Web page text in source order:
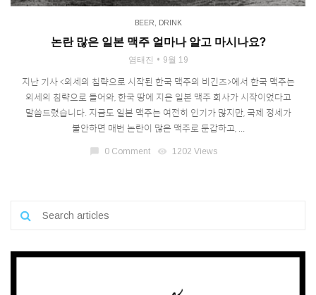
BEER DRINK
논란 많은 일본 맥주 얼마나 알고 마시나요?
염태진 9월 19
지난 기사 <외세의 침략으로 시작된 한국 맥주의 비긴즈>에서 한국 맥주는
외세의 침략으로 들어와, 한국 땅에 지은 일본 맥주 회사가 시작이었다고
말씀드렸습니다. 지금도 일본 맥주는 여전히 인기가 많지만, 국제 정세가
불안하면 매번 논란이 많은 맥주로 둔갑하고, ...
0 Comment visibility 1202 Views